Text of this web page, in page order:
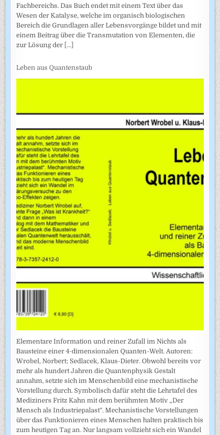
Fachbereichs. Das Buch endet mit einem Text über das
Wesen der Katalyse, welche im organisch biologischen
Bereich die Grundlagen aller Lebensvorgänge bildet und mit
einem Beitrag über die Transmutation von Elementen, die
zur Lösung der [...]
Leben aus Quantenstaub
Elementare Information und reiner Zufall im Nichts als
Bausteine einer 4-dimensionalen Quanten-Welt. Autoren:
Wrobel, Norbert; Sedlacek, Klaus-Dieter. Obwohl bereits vor
mehr als hundert Jahren die Quantenphysik Gestalt
annahm, setzte sich im Menschenbild eine mechanistische
Vorstellung durch. Symbolisch dafür steht die Lehrtafel des
Mediziners Fritz Kahn mit dem berühmten Motiv „Der
Mensch als Industriepalast“. Mechanistische Vorstellungen
über das Funktionieren eines Menschen halten praktisch bis
zum heutigen Tag an. Nur langsam vollzieht sich ein Wandel